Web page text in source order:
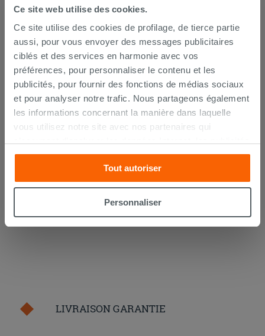
Ce site web utilise des cookies.
Ce site utilise des cookies de profilage, de tierce partie
aussi, pour vous envoyer des messages publicitaires
ciblés et des services en harmonie avec vos
préférences, pour personnaliser le contenu et les
publicités, pour fournir des fonctions de médias sociaux
et pour analyser notre trafic. Nous partageons également
les informations concernant la manière dans laquelle
vous utilisez notre site avec nos partenaires qui
et les réseaux sociaux. Lesdits partenaires pourraient
combiner ces informations avec d’autres que vous leur
avez fournies ou qu’ils ont recueillies à partir de votre
utilisation sur leurs services. Si vous souhaitez en savoir
cookies, ou à quelques-uns seulement,cliquez iciou
Tout autoriser
Personnaliser
Colonne de douche Mia 2 jets hydro
acier inox brillant effet miroir
287,94 € /PC479,90 € -40,00 %
AJOUTER AU PANIER
LIVRAISON GARANTIE